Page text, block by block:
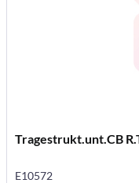
Tragestrukt.unt.CB
E10572